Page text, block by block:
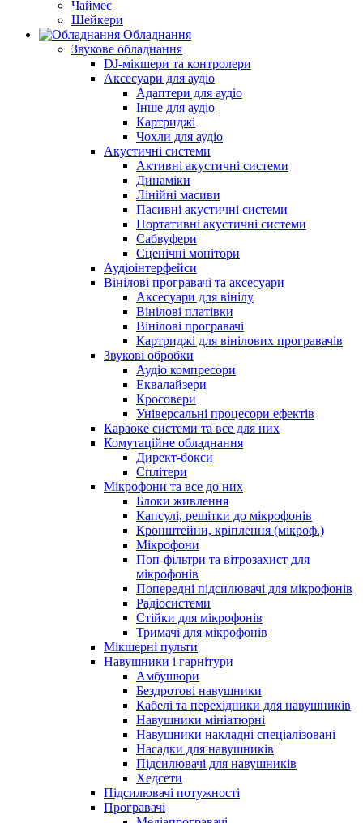
Чаймес
Шейкери
Обладнання
Звукове обладнання
DJ-мікшери та контролери
Аксесуари для аудіо
Адаптери для аудіо
Інше для аудіо
Картриджі
Чохли для аудіо
Акустичні системи
Активні акустичні системи
Динаміки
Лінійні масиви
Пасивні акустичні системи
Портативні акустичні системи
Сабвуфери
Сценічні монітори
Аудіоінтерфейси
Вінілові програвачі та аксесуари
Аксесуари для вінілу
Вінілові платівки
Вінілові програвачі
Картриджі для вінілових програвачів
Звукові обробки
Аудіо компресори
Еквалайзери
Кросовери
Універсальні процесори ефектів
Караоке системи та все для них
Комутаційне обладнання
Директ-бокси
Сплітери
Мікрофони та все до них
Блоки живлення
Капсулі, решітки до мікрофонів
Кронштейни, кріплення (мікроф.)
Мікрофони
Поп-фільтри та вітрозахист для
мікрофонів
Попередні підсилювачі для мікрофонів
Радіосистеми
Стійки для мікрофонів
Тримачі для мікрофонів
Мікшерні пульти
Навушники і гарнітури
Амбушюри
Бездротові навушники
Кабелі та перехідники для навушників
Навушники мініатюрні
Навушники накладні спеціалізовані
Насадки для навушників
Підсилювачі для навушників
Хедсети
Підсилювачі потужності
Програвачі